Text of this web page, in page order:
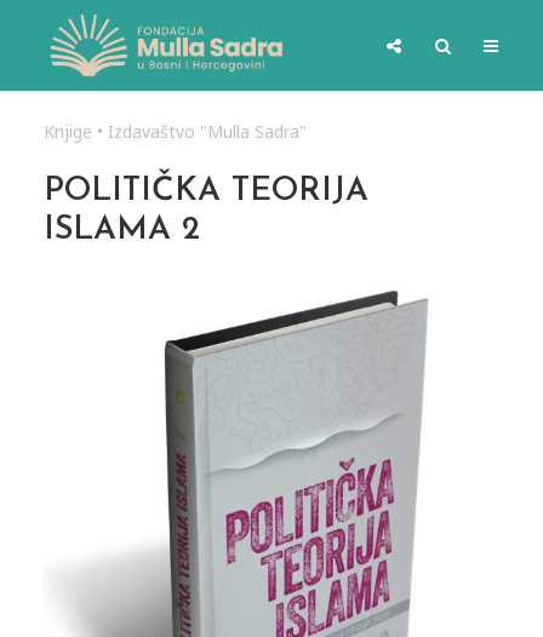
Knjige • Izdavaštvo "Mulla Sadra"
POLITIČKA TEORIJA
ISLAMA 2